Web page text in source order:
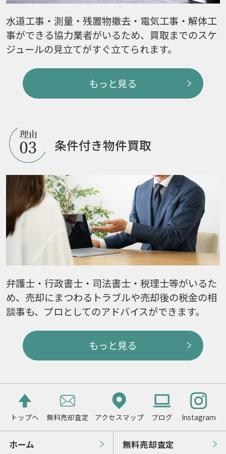
水道工事・測量・残置物撤去・電気工事・解体工
事ができる協力業者がいるため、買取までのスケ
ジュールの見立てがすぐ立てられます。
もっと見る
条件付き物件買取
弁護士・行政書士・司法書士・税理士等がいるた
め、売却にまつわるトラブルや売却後の税金の相
談事も、プロとしてのアドバイスができます。
もっと見る
トップへ 無料売却査定 アクセスマップ ブログ Instagram
ホーム 無料売却査定